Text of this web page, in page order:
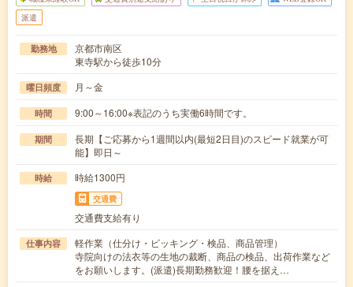
派遣
勤務地
京都市南区
東寺駅から徒歩10分
曜日頻度 月～金
時間 9:00～16:00※表記のうち実働6時間です。
期間
長期【ご応募から1週間以内(最短2日目)のスピード就業が可
能】即日～
時給 時給1300円
交通費
交通費支給有り
仕事内容
軽作業（仕分け・ピッキング・検品、商品管理）
寺院向けの法衣等の生地の裁断、商品の検品、出荷作業など
をお願いします。(派遣)長期勤務歓迎！腰を据え…